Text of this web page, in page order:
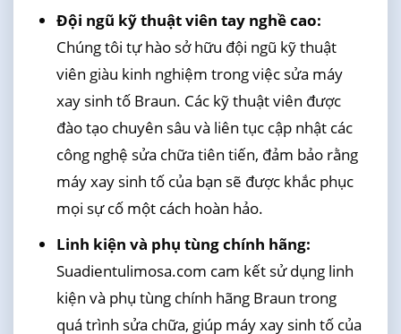
Đội ngũ kỹ thuật viên tay nghề cao:
Chúng tôi tự hào sở hữu đội ngũ kỹ thuật
viên giàu kinh nghiệm trong việc sửa máy
xay sinh tố Braun. Các kỹ thuật viên được
đào tạo chuyên sâu và liên tục cập nhật các
công nghệ sửa chữa tiên tiến, đảm bảo rằng
máy xay sinh tố của bạn sẽ được khắc phục
mọi sự cố một cách hoàn hảo.
Linh kiện và phụ tùng chính hãng:
Suadientulimosa.com cam kết sử dụng linh
kiện và phụ tùng chính hãng Braun trong
quá trình sửa chữa, giúp máy xay sinh tố của